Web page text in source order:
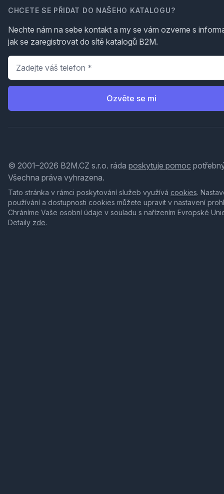
CHCETE SE PŘIDAT DO NAŠEHO KATALOGU?
Nechte nám na sebe kontakt a my se vám ozveme s
jak se zaregistrovat do sítě katalogů B2M.
Telefon
Ozvěte se mi
© 2001–2026 B2M.CZ s.r.o. ráda poskytuje pomoc
Všechna práva vyhrazena.
Tato stránka v rámci poskytování služeb využívá cookies.
používání a dostupnosti cookies můžete upravit v nastavení
Chráníme Vaše osobní údaje v souladu s nařízením Evropské
Detaily zde.